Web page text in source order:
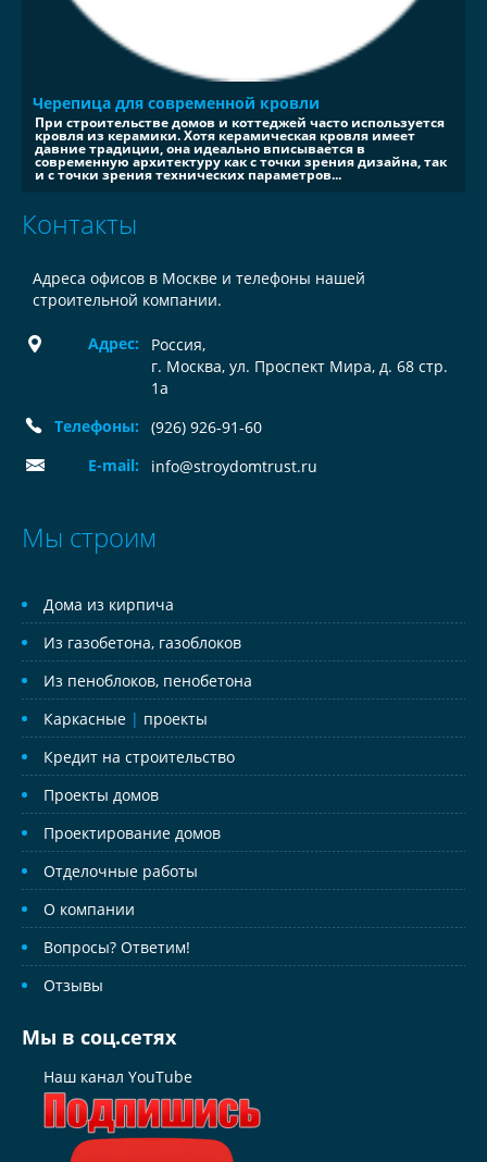
Черепица для современной кровли
При строительстве домов и коттеджей часто используется
кровля из керамики. Хотя керамическая кровля имеет
давние традиции, она идеально вписывается в
современную архитектуру как с точки зрения дизайна, так
и с точки зрения технических параметров...
Контакты
Адреса офисов в Москве и телефоны нашей
строительной компании.
Адрес: Россия,
г. Москва, ул. Проспект Мира, д. 68 стр.
1а
Телефоны:
(926) 926-91-60
E-mail:
info@stroydomtrust.ru
Мы строим
Дома из кирпича
Из газобетона, газоблоков
Из пеноблоков, пенобетона
Каркасные | проекты
Кредит на строительство
Проекты домов
Проектирование домов
Отделочные работы
О компании
Вопросы? Ответим!
Отзывы
Мы в соц.сетях
Наш канал YouTube